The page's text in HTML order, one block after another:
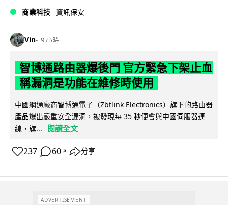
商業科技 資訊保安
Vin 9 小時
智博通路由器爆後門 官方緊急下架止血
稱漏洞是功能在維修時使用
中國網通廠商智博通電子（Zbtlink Electronics）旗下的路由器
產品爆出嚴重安全漏洞，被發現每 35 秒便會與中國伺服器連
線，旗...
閱讀全文
237 60 ↗ 分享
ADVERTISEMENT